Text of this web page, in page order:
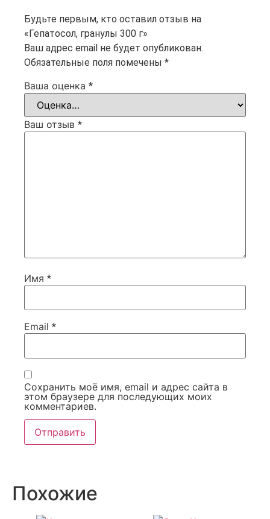
Будьте первым, кто оставил отзыв на
«Гепатосол, гранулы 300 г»
Ваш адрес email не будет опубликован.
Обязательные поля помечены *
Ваша оценка *
Ваш отзыв *
Имя *
Email *
Сохранить моё имя, email и адрес сайта в
этом браузере для последующих моих
комментариев.
Похожие